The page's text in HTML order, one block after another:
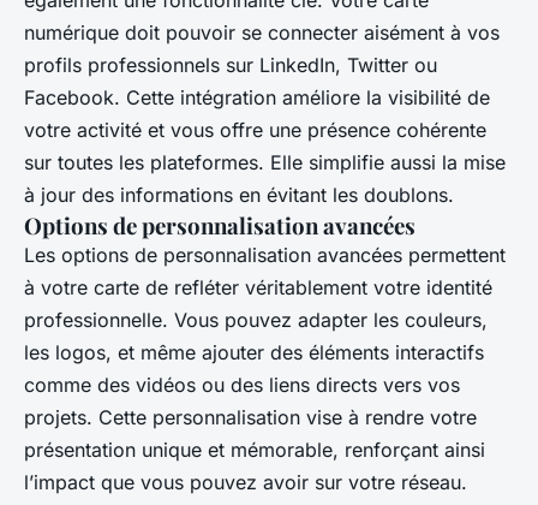
numérique doit pouvoir se connecter aisément à vos
profils professionnels sur LinkedIn, Twitter ou
Facebook. Cette intégration améliore la visibilité de
votre activité et vous offre une présence cohérente
sur toutes les plateformes. Elle simplifie aussi la mise
à jour des informations en évitant les doublons.
Options de personnalisation avancées
Les options de personnalisation avancées permettent
à votre carte de refléter véritablement votre identité
professionnelle. Vous pouvez adapter les couleurs,
les logos, et même ajouter des éléments interactifs
comme des vidéos ou des liens directs vers vos
projets. Cette personnalisation vise à rendre votre
présentation unique et mémorable, renforçant ainsi
l’impact que vous pouvez avoir sur votre réseau.